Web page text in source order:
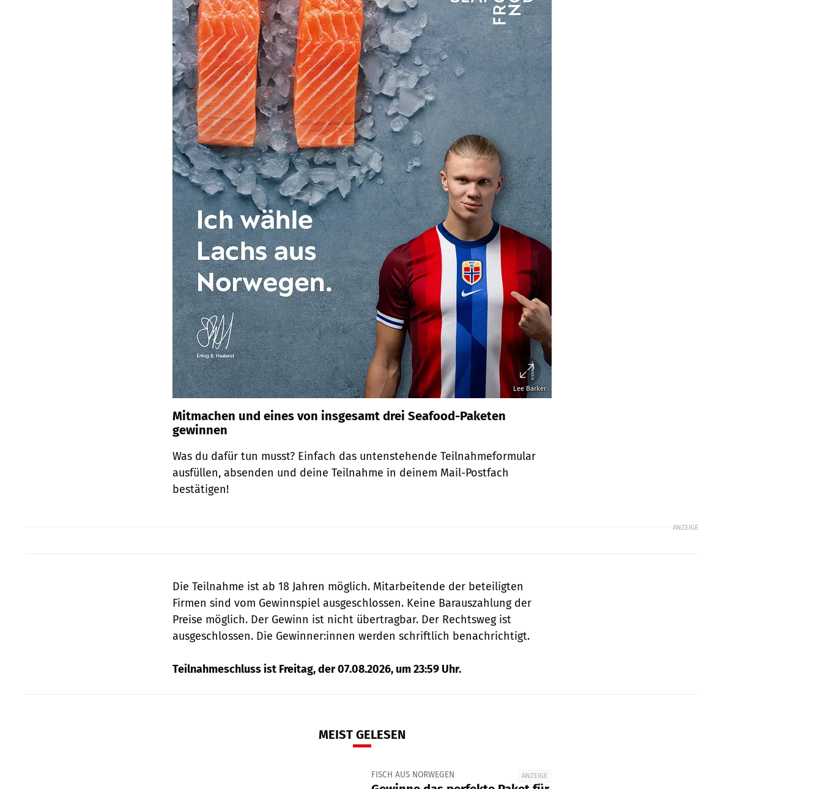
Lee Barker
Mitmachen und eines von insgesamt drei Seafood-Paketen
gewinnen
Was du dafür tun musst? Einfach das untenstehende Teilnahmeformular
ausfüllen, absenden und deine Teilnahme in deinem Mail-Postfach
bestätigen!
ANZEIGE
Die Teilnahme ist ab 18 Jahren möglich. Mitarbeitende der beteiligten
Firmen sind vom Gewinnspiel ausgeschlossen. Keine Barauszahlung der
Preise möglich. Der Gewinn ist nicht übertragbar. Der Rechtsweg ist
ausgeschlossen. Die Gewinner:innen werden schriftlich benachrichtigt.
Teilnahmeschluss ist Freitag, der 07.08.2026, um 23:59 Uhr.
MEIST GELESEN
ANZEIGE
FISCH AUS NORWEGEN